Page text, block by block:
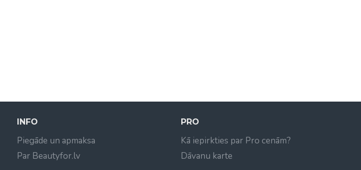
INFO
Piegāde un apmaksa
Par Beautyfor.lv
PRO
Kā iepirkties par Pro cenām?
Dāvanu karte